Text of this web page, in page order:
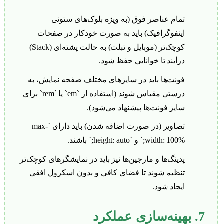
تمام عناصر فوق (به ویژه بلوک‌های ستونی
اینفوگرافیک) باید به صورت خودکار در صفحات
کوچک‌تر (موبایل و تبلت) به حالت پشته‌ای (Stack)
درآیند تا خوانایی حفظ شود.
فونت‌ها باید در سایزهای مختلف صفحه نمایش، به
درستی مقیاس شوند (استفاده از `em` یا `rem` برای
سایز فونت‌ها پیشنهاد می‌شود).
تصاویر (در صورت اضافه شدن) باید دارای `max-
width: 100%;` و `height: auto;` باشند.
پدینگ‌ها و مارجین‌ها نیز باید در نمایشگرهای کوچک‌تر
تنظیم شوند تا فضای کافی و بدون اسکرول افقی
ایجاد شود.
7. بهینه‌سازی عملکرد